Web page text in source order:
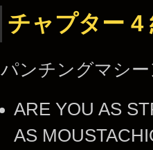
チャプター 4
パンチングマシ
ARE YOU AS
AS